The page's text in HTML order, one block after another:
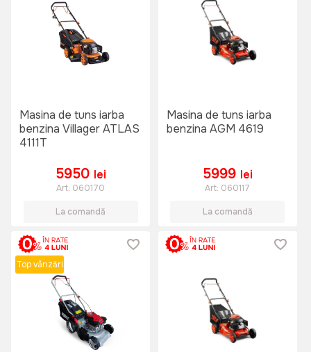
Masina de tuns iarba
benzina Villager ATLAS
4111T
5950 lei
Art: 060170
La comandă
Masina de tuns iarba
benzina AGM 4619
5999 lei
Art: 060117
La comandă
Top vânzări